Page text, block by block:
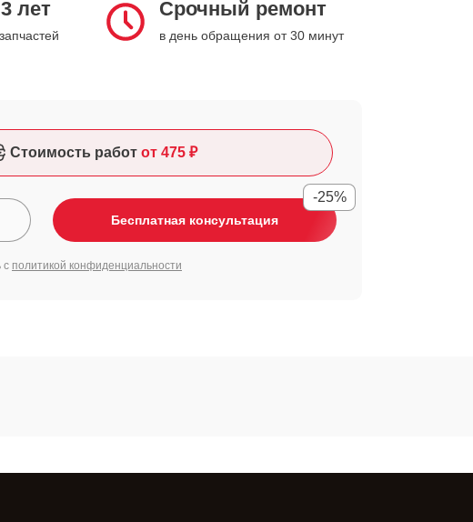
лет Срочный ремонт
в день обращения от 30 минут
Стоимость работ от 475 ₽
Бесплатная консультация
-25%
с политикой конфиденциальности